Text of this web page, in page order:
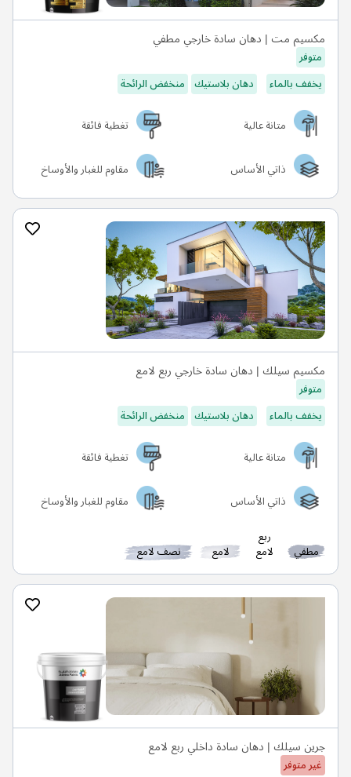
مكسيم مت | دهان سادة خارجي مطفي
متوفر
يخفف بالماء
دهان بلاستيك منخفض الرائحة
متانة عالية
تغطية فائقة
ذاتي الأساس
مقاوم للغبار والأوساخ
مكسيم سيلك | دهان سادة خارجي ربع لامع
متوفر
يخفف بالماء
دهان بلاستيك منخفض الرائحة
متانة عالية
تغطية فائقة
ذاتي الأساس
مقاوم للغبار والأوساخ
مطفي
ربع
لامع لامع نصف لامع
جرين سيلك | دهان سادة داخلي ربع لامع
غير متوفر